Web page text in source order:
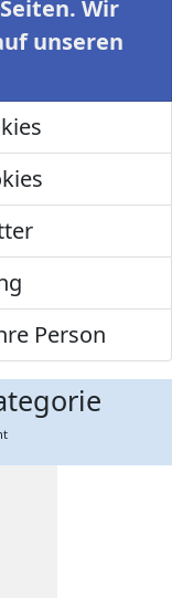
Wir
unseren
Person